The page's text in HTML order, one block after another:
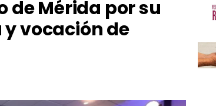
de Mérida por su
vocación de